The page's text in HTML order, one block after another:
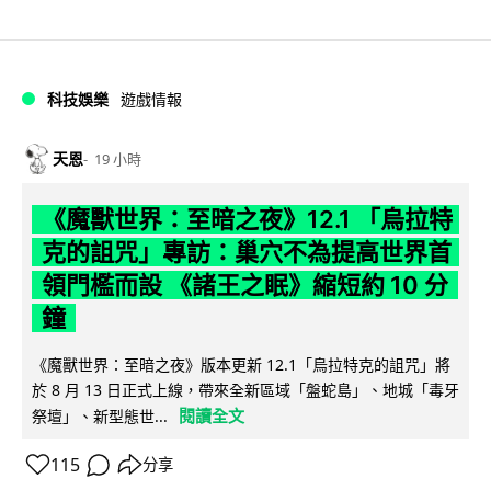
科技娛樂 遊戲情報
天恩 19 小時
《魔獸世界：至暗之夜》12.1 「烏拉特
克的詛咒」專訪：巢穴不為提高世界首
領門檻而設 《諸王之眠》縮短約 10 分
鐘
《魔獸世界：至暗之夜》版本更新 12.1「烏拉特克的詛咒」將
於 8 月 13 日正式上線，帶來全新區域「盤蛇島」、地城「毒牙
祭壇」、新型態世...
閱讀全文
115 分享